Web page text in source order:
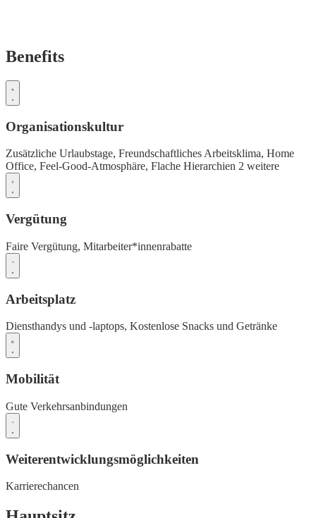
Benefits
Organisationskultur
Zusätzliche Urlaubstage, Freundschaftliches Arbeitsklima, Home
Office, Feel-Good-Atmosphäre, Flache Hierarchien 2 weitere
Vergütung
Faire Vergütung, Mitarbeiter*innenrabatte
Arbeitsplatz
Diensthandys und -laptops, Kostenlose Snacks und Getränke
Mobilität
Gute Verkehrsanbindungen
Weiterentwicklungsmöglichkeiten
Karrierechancen